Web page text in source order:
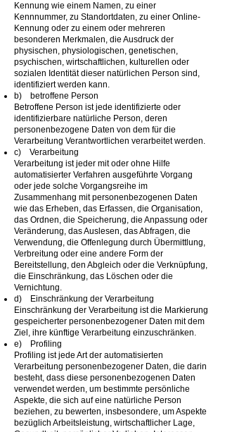
Kennung wie einem Namen, zu einer
Kennnummer, zu Standortdaten, zu einer Online-
Kennung oder zu einem oder mehreren
besonderen Merkmalen, die Ausdruck der
physischen, physiologischen, genetischen,
psychischen, wirtschaftlichen, kulturellen oder
sozialen Identität dieser natürlichen Person sind,
identifiziert werden kann.
b) betroffene Person
Betroffene Person ist jede identifizierte oder
identifizierbare natürliche Person, deren
personenbezogene Daten von dem für die
Verarbeitung Verantwortlichen verarbeitet werden.
c) Verarbeitung
Verarbeitung ist jeder mit oder ohne Hilfe
automatisierter Verfahren ausgeführte Vorgang
oder jede solche Vorgangsreihe im
Zusammenhang mit personenbezogenen Daten
wie das Erheben, das Erfassen, die Organisation,
das Ordnen, die Speicherung, die Anpassung oder
Veränderung, das Auslesen, das Abfragen, die
Verwendung, die Offenlegung durch Übermittlung,
Verbreitung oder eine andere Form der
Bereitstellung, den Abgleich oder die Verknüpfung,
die Einschränkung, das Löschen oder die
Vernichtung.
d) Einschränkung der Verarbeitung
Einschränkung der Verarbeitung ist die Markierung
gespeicherter personenbezogener Daten mit dem
Ziel, ihre künftige Verarbeitung einzuschränken.
e) Profiling
Profiling ist jede Art der automatisierten
Verarbeitung personenbezogener Daten, die darin
besteht, dass diese personenbezogenen Daten
verwendet werden, um bestimmte persönliche
Aspekte, die sich auf eine natürliche Person
beziehen, zu bewerten, insbesondere, um Aspekte
bezüglich Arbeitsleistung, wirtschaftlicher Lage,